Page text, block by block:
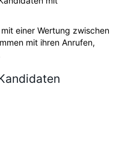
einer Wertung zwischen
mit ihren Anrufen,